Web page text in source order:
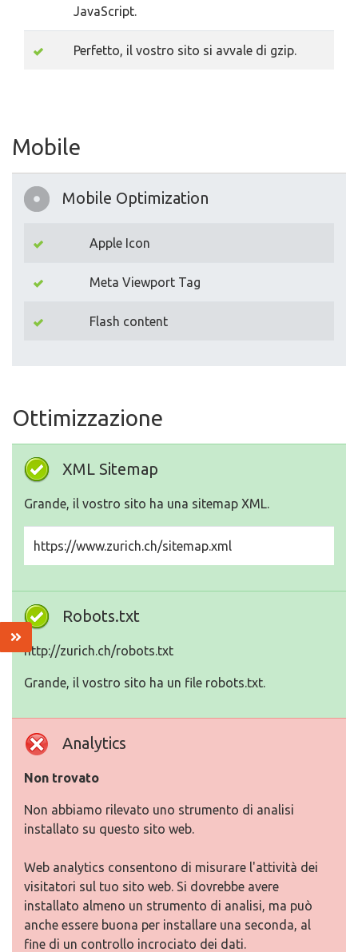
JavaScript.
Perfetto, il vostro sito si avvale di gzip.
Mobile
Mobile Optimization
Apple Icon
Meta Viewport Tag
Flash content
Ottimizzazione
XML Sitemap
Grande, il vostro sito ha una sitemap XML.
https://www.zurich.ch/sitemap.xml
Robots.txt
http://zurich.ch/robots.txt
Grande, il vostro sito ha un file robots.txt.
Analytics
Non trovato
Non abbiamo rilevato uno strumento di analisi
installato su questo sito web.
Web analytics consentono di misurare l'attività dei
visitatori sul tuo sito web. Si dovrebbe avere
installato almeno un strumento di analisi, ma può
anche essere buona per installare una seconda, al
fine di un controllo incrociato dei dati.